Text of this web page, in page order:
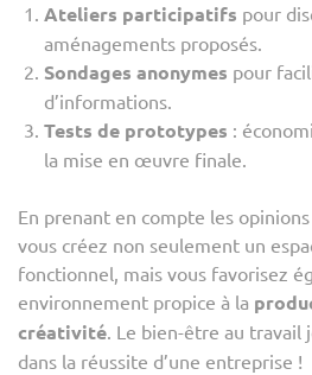
Ateliers participatifs pour
aménagements proposés.
Sondages anonymes pour
d’informations.
Tests de prototypes :
la mise en œuvre finale.
En prenant en compte les
vous créez non seulement un
fonctionnel, mais vous favorisez
environnement propice à la
créativité. Le bien-être au travail
dans la réussite d’une entreprise !